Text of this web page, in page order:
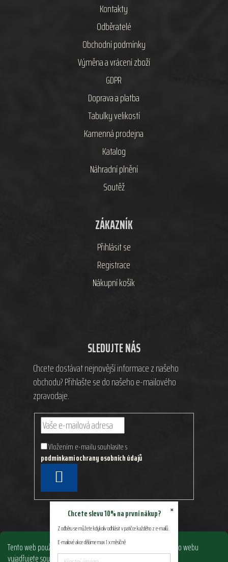
Tento web používá soubory cookie. Dalším procházením tohoto webu
vyjadřujete souhlas s jejich používáním.. Více informacízde.
Kontakty
Odběratelé
Obchodní podmínky
Výměna a vrácení zboží
GDPR
Doprava a platba
Tabulky velikostí
Kamenná prodejna
Katalog
Náhradní plnění
Soutěž
ZÁKAZNÍK
Přihlásit se
Registrace
Nákupní košík
SLEDUJTE NÁS
Chcete dostávat nejnovější informace z našeho
obchodu? Přihlašte se do našeho e-mailového
zpravodaje.
Vložením e-mailu souhlasíte s
podmínkami ochrany osobních údajů
SE
×
Chcete slevu 10% na první nákup?
Z odběru se můžete kdykoliv odhlásit v patičce každého z e-mailů.
E-mailové akce děláme max 1 x měsíčně